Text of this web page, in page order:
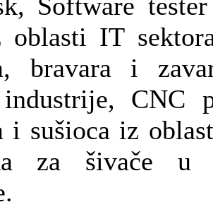
oblasti IT
bravara i
CNC
i sušioca iz
za šivače u